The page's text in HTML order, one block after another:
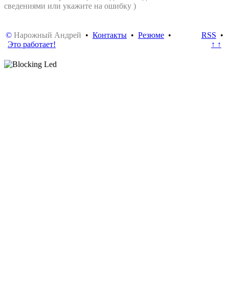
сведениями или укажите на ошибку )
© Нарожный Андрей • Контакты • Резюме •
Это работает!
RSS •
↑ ↑